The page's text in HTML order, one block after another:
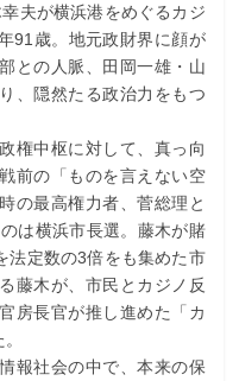
夫が横浜港をめぐるカジ
91歳。地元政財界に顔が
との人脈、田岡一雄・山
、隠然たる政治力をもつ
権中枢に対して、真っ向
前の「ものを言えない空
の最高権力者、菅総理と
は横浜市長選。藤木が賭
法定数の3倍をも集めた市
藤木が、市民とカジノ反
房長官が推し進めた「カ
報社会の中で、本来の保